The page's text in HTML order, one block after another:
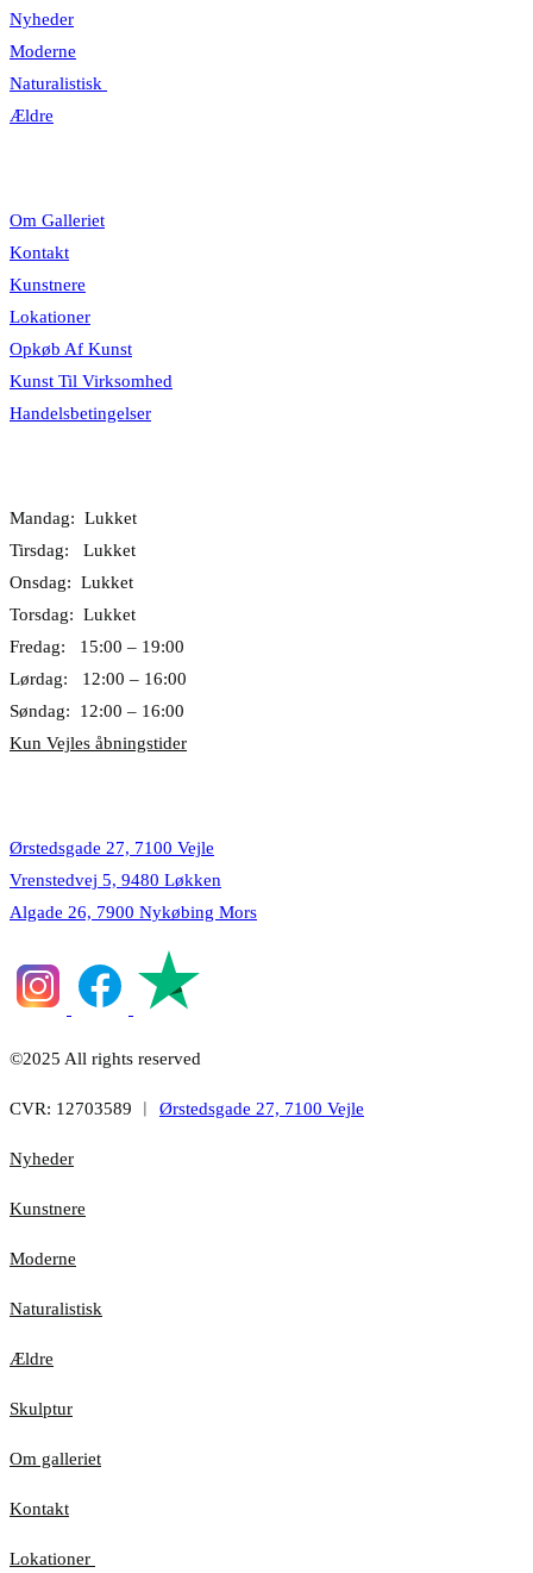
Nyheder
Moderne
Naturalistisk
Ældre
Om Galleriet
Kontakt
Kunstnere
Lokationer
Opkøb Af Kunst
Kunst Til Virksomhed
Handelsbetingelser
Mandag: Lukket
Tirsdag: Lukket
Onsdag: Lukket
Torsdag: Lukket
Fredag: 15:00 – 19:00
Lørdag: 12:00 – 16:00
Søndag: 12:00 – 16:00
Kun Vejles åbningstider
Ørstedsgade 27, 7100 Vejle
Vrenstedvej 5, 9480 Løkken
Algade 26, 7900 Nykøbing Mors
©2025 All rights reserved
CVR: 12703589 ︱ Ørstedsgade 27, 7100 Vejle
Nyheder
Kunstnere
Moderne
Naturalistisk
Ældre
Skulptur
Om galleriet
Kontakt
Lokationer